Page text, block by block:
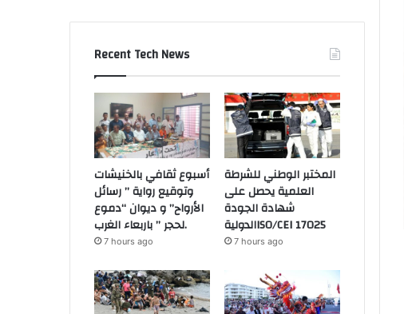
Recent Tech News
أسبوع ثقافي بالخنيشات
وتوقيع رواية ” رسائل
الأرواح” و ديوان “دموع
لحجر ” باربعاء الغرب.
7 hours ago
المختبر الوطني للشرطة
العلمية يحصل على
شهادة الجودة
الدوليةISO/CEI 17025
7 hours ago